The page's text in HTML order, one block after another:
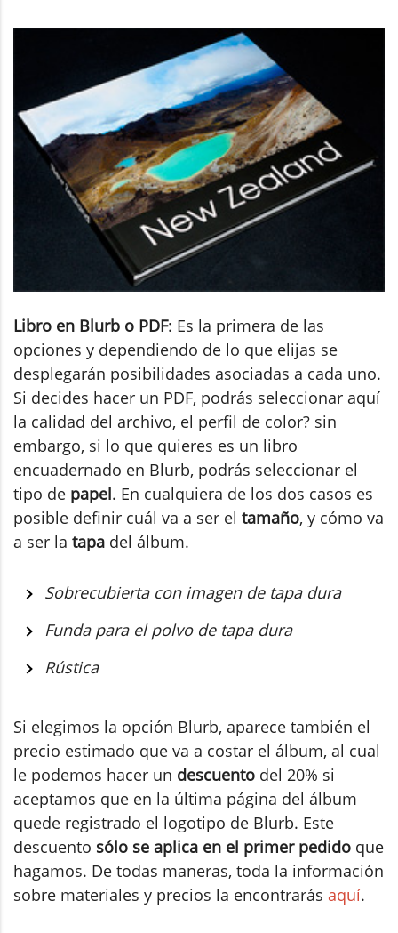
Libro en Blurb o PDF: Es la primera de las
opciones y dependiendo de lo que elijas se
desplegarán posibilidades asociadas a cada uno.
Si decides hacer un PDF, podrás seleccionar aquí
la calidad del archivo, el perfil de color? sin
embargo, si lo que quieres es un libro
encuadernado en Blurb, podrás seleccionar el
tipo de papel. En cualquiera de los dos casos es
posible definir cuál va a ser el tamaño, y cómo va
a ser la tapa del álbum.
Sobrecubierta con imagen de tapa dura
Funda para el polvo de tapa dura
Rústica
Si elegimos la opción Blurb, aparece también el
precio estimado que va a costar el álbum, al cual
le podemos hacer un descuento del 20% si
aceptamos que en la última página del álbum
quede registrado el logotipo de Blurb. Este
descuento sólo se aplica en el primer pedido que
hagamos. De todas maneras, toda la información
sobre materiales y precios la encontrarás aquí.